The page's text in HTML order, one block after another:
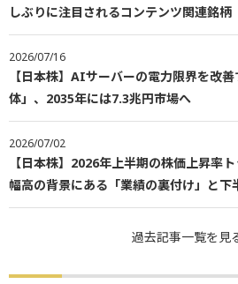
しぶりに注目されるコンテンツ関連銘柄
2026/07/16
【日本株】AIサーバーの電力限界を改
体」、2035年には7.3兆円市場へ
2026/07/02
【日本株】2026年上半期の株価上昇率
幅高の背景にある「業績の裏付け」と下
過去記事一覧を見